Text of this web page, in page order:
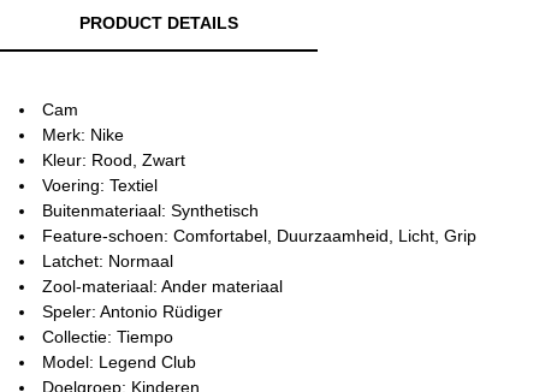
PRODUCT DETAILS
Cam
Merk: Nike
Kleur: Rood, Zwart
Voering: Textiel
Buitenmateriaal: Synthetisch
Feature-schoen: Comfortabel, Duurzaamheid, Licht, Grip
Latchet: Normaal
Zool-materiaal: Ander materiaal
Speler: Antonio Rüdiger
Collectie: Tiempo
Model: Legend Club
Doelgroep: Kinderen